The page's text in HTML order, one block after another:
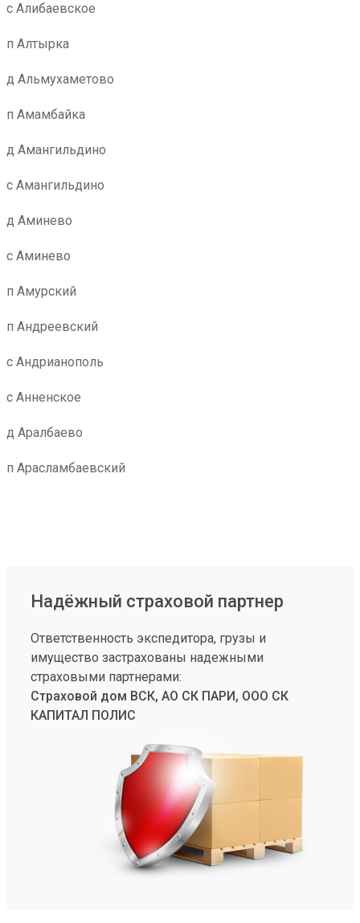
с Алибаевское
п Алтырка
д Альмухаметово
п Амамбайка
д Амангильдино
с Амангильдино
д Аминево
с Аминево
п Амурский
п Андреевский
с Андрианополь
с Анненское
д Аралбаево
п Арасламбаевский
Надёжный страховой партнер
Ответственность экспедитора, грузы и
имущество застрахованы надежными
страховыми партнерами:
Страховой дом ВСК, АО СК ПАРИ, ООО СК
КАПИТАЛ ПОЛИС